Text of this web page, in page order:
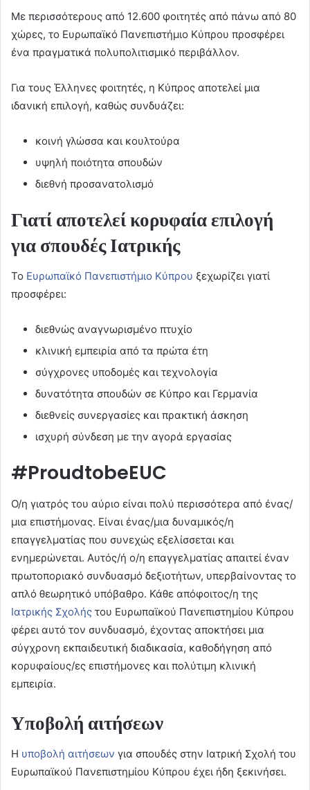
Με περισσότερους από 12.600 φοιτητές από πάνω από 80
χώρες, το Ευρωπαϊκό Πανεπιστήμιο Κύπρου προσφέρει
ένα πραγματικά πολυπολιτισμικό περιβάλλον.
Για τους Έλληνες φοιτητές, η Κύπρος αποτελεί μια
ιδανική επιλογή, καθώς συνδυάζει:
κοινή γλώσσα και κουλτούρα
υψηλή ποιότητα σπουδών
διεθνή προσανατολισμό
Γιατί αποτελεί κορυφαία επιλογή
για σπουδές Ιατρικής
Το Ευρωπαϊκό Πανεπιστήμιο Κύπρου ξεχωρίζει γιατί
προσφέρει:
διεθνώς αναγνωρισμένο πτυχίο
κλινική εμπειρία από τα πρώτα έτη
σύγχρονες υποδομές και τεχνολογία
δυνατότητα σπουδών σε Κύπρο και Γερμανία
διεθνείς συνεργασίες και πρακτική άσκηση
ισχυρή σύνδεση με την αγορά εργασίας
#ProudtobeEUC
Ο/η γιατρός του αύριο είναι πολύ περισσότερα από ένας/
μια επιστήμονας. Είναι ένας/μια δυναμικός/η
επαγγελματίας που συνεχώς εξελίσσεται και
ενημερώνεται. Αυτός/ή ο/η επαγγελματίας απαιτεί έναν
πρωτοποριακό συνδυασμό δεξιοτήτων, υπερβαίνοντας το
απλό θεωρητικό υπόβαθρο. Κάθε απόφοιτος/η της
Ιατρικής Σχολής του Ευρωπαϊκού Πανεπιστημίου Κύπρου
φέρει αυτό τον συνδυασμό, έχοντας αποκτήσει μια
σύγχρονη εκπαιδευτική διαδικασία, καθοδήγηση από
κορυφαίους/ες επιστήμονες και πολύτιμη κλινική
εμπειρία.
Υποβολή αιτήσεων
Η υποβολή αιτήσεων για σπουδές στην Ιατρική Σχολή του
Ευρωπαϊκού Πανεπιστημίου Κύπρου έχει ήδη ξεκινήσει.